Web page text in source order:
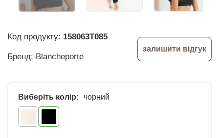
Код продукту: 158063T085
Бренд: Blancheporte
залишити відгук
Виберіть колір: чорний